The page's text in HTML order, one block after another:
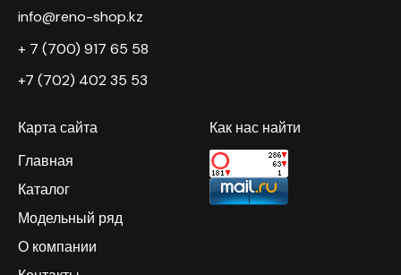
info@reno-shop.kz
+ 7 (700) 917 65 58
+7 (702) 402 35 53
Карта сайта
Главная
Каталог
Модельный ряд
О компании
Как нас найти